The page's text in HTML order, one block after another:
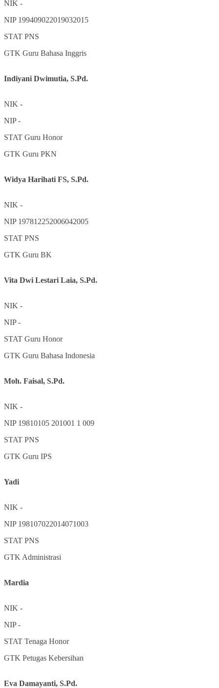
NIK -
NIP 199409022019032015
STAT PNS
GTK Guru Bahasa Inggris
Indiyani Dwimutia, S.Pd.
NIK -
NIP-
STAT Guru Honor
GTK Guru PKN
Widya Harihati FS, S.Pd.
NIK -
NIP 197812252006042005
STAT PNS
GTK Guru BK
Vita Dwi Lestari Laia, S.Pd.
NIK -
NIP-
STAT Guru Honor
GTK Guru Bahasa Indonesia
Moh. Faisal, S.Pd.
NIK -
NIP 19810105 201001 1 009
STAT PNS
GTK Guru IPS
Yadi
NIK -
NIP 198107022014071003
STAT PNS
GTK Administrasi
Mardia
NIK -
NIP-
STAT Tenaga Honor
GTK Petugas Kebersihan
Eva Damayanti, S.Pd.